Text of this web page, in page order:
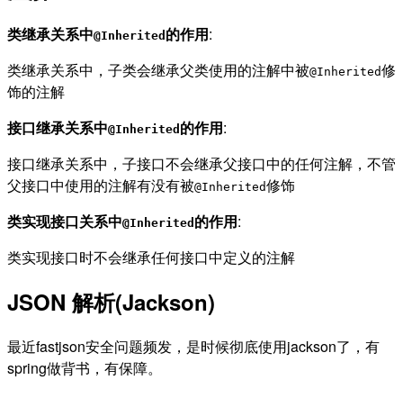
类继承关系中@Inherited 的作用:
类继承关系中，子类会继承父类使用的注解中被@Inherited修
饰的注解
接口继承关系中@Inherited 的作用:
接口继承关系中，子接口不会继承父接口中的任何注解，不管
父接口中使用的注解有没有被@Inherited修饰
类实现接口关系中@Inherited 的作用:
类实现接口时不会继承任何接口中定义的注解
JSON 解析(Jackson)
最近fastjson安全问题频发，是时候彻底使用jackson了，有
spring做背书，有保障。